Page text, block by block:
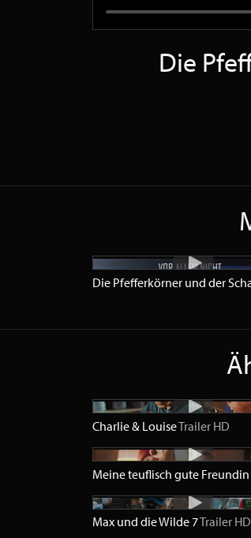
Die
Charlie & LouiseTrailer HD
Meine teuflisch gute Freundin
Max und die Wilde 7Trailer HD